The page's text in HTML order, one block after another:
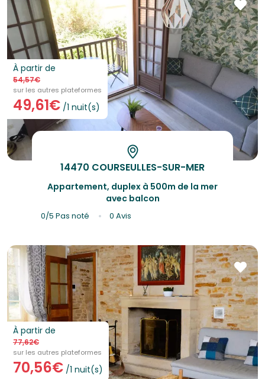
À partir de
54,57€
sur les autres plateformes
49,61€ /1 nuit(s)
Appartement, duplex à 500m de la mer
avec balcon
14470 COURSEULLES-SUR-MER
0/5Pas noté 0 Avis
À partir de
77,62€
sur les autres plateformes
70,56€ /1 nuit(s)